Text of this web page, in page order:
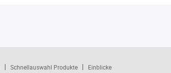
Schnellauswahl Produkte Einblicke